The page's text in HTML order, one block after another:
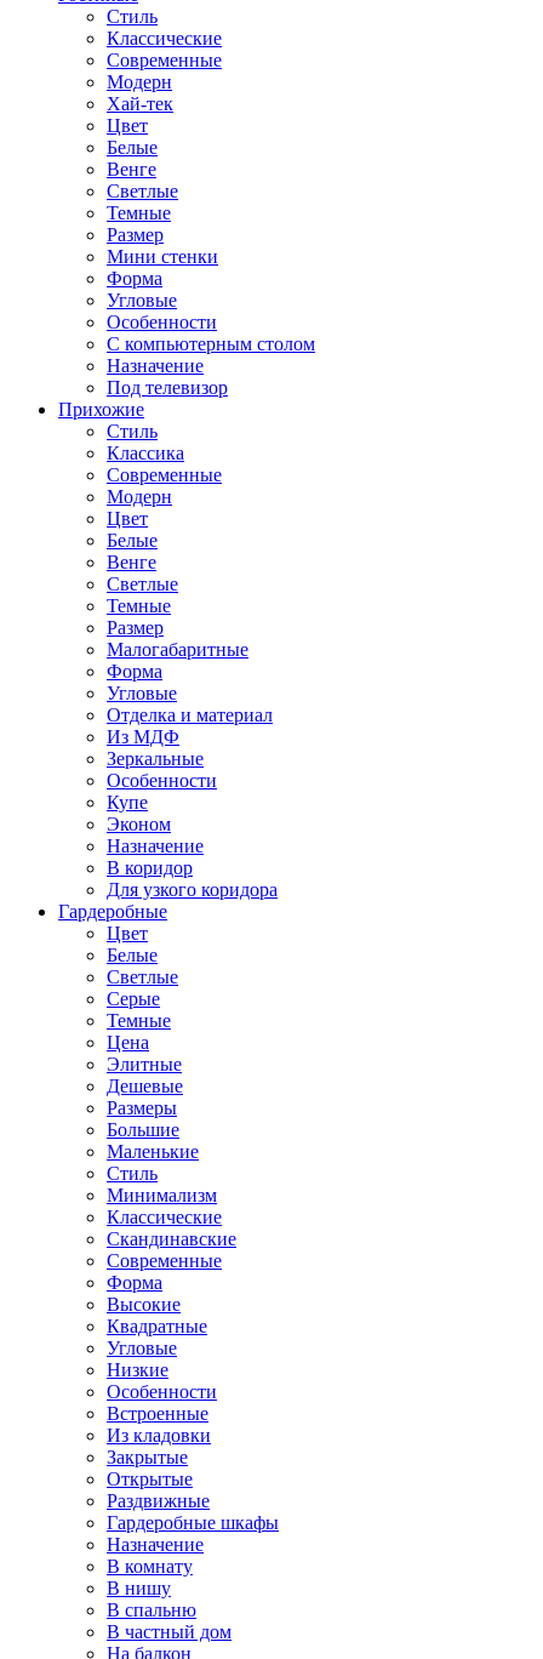
Стиль
Классические
Современные
Модерн
Хай-тек
Цвет
Белые
Венге
Светлые
Темные
Размер
Мини стенки
Форма
Угловые
Особенности
С компьютерным столом
Назначение
Под телевизор
Прихожие
Стиль
Классика
Современные
Модерн
Цвет
Белые
Венге
Светлые
Темные
Размер
Малогабаритные
Форма
Угловые
Отделка и материал
Из МДФ
Зеркальные
Особенности
Купе
Эконом
Назначение
В коридор
Для узкого коридора
Гардеробные
Цвет
Белые
Светлые
Серые
Темные
Цена
Элитные
Дешевые
Размеры
Большие
Маленькие
Стиль
Минимализм
Классические
Скандинавские
Современные
Форма
Высокие
Квадратные
Угловые
Низкие
Особенности
Встроенные
Из кладовки
Закрытые
Открытые
Раздвижные
Гардеробные шкафы
Назначение
В комнату
В нишу
В спальню
В частный дом
На балкон